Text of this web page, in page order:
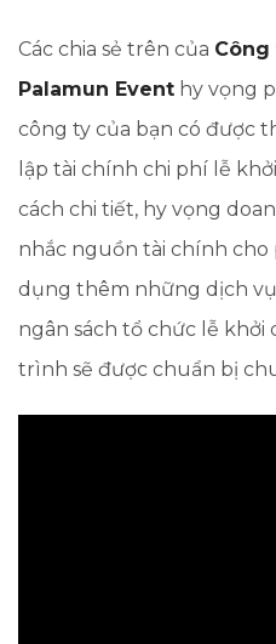
​Các chia sẻ trên của Công
Palamun Event hy vọng
công ty của bạn có được
lập tài chính chi phí lễ
cách chi tiết, hy vọng
nhắc nguồn tài chính
dụng thêm những dịch vụ
ngân sách tổ chức lễ
trình sẽ được chuẩn bị